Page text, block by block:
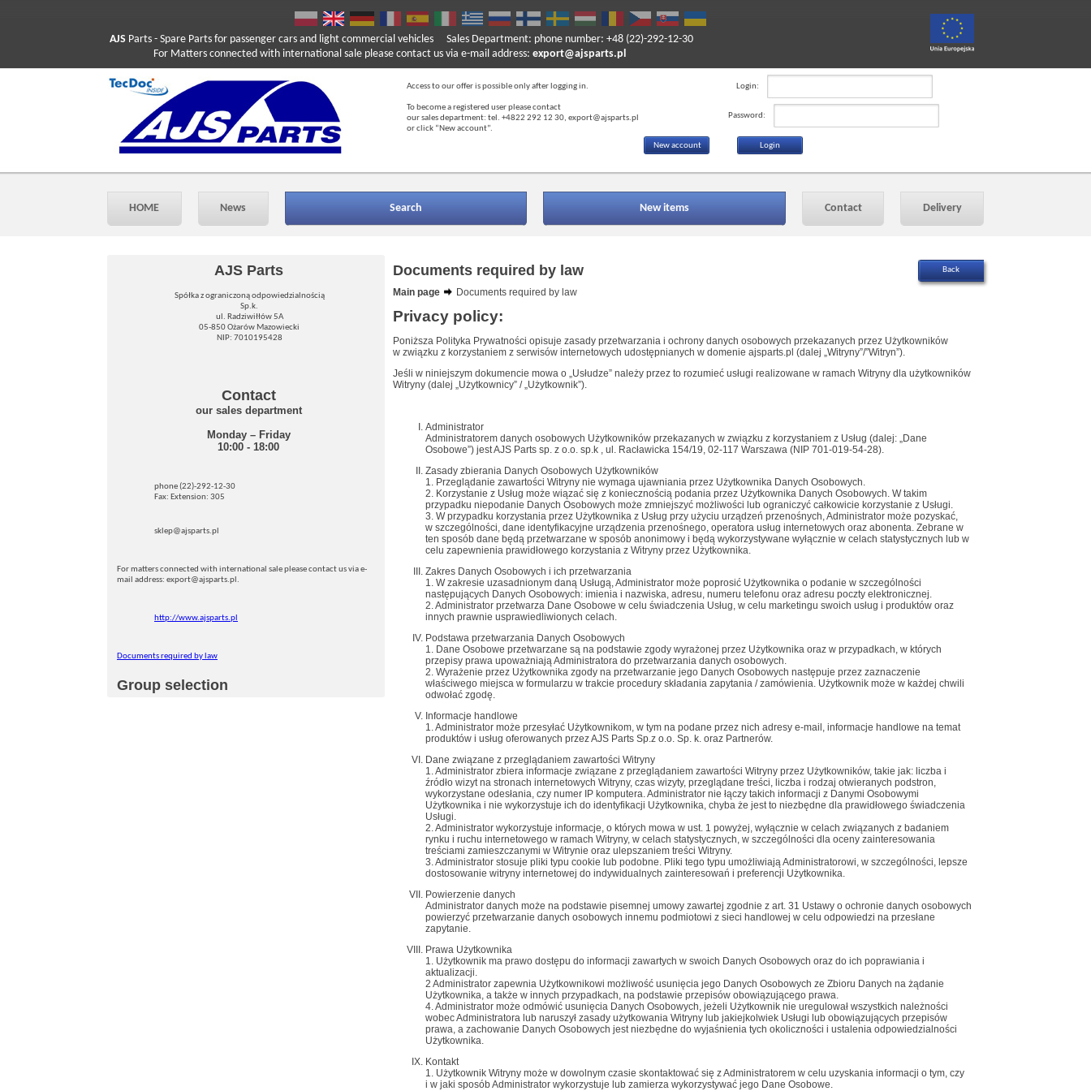
AJS Parts - Spare Parts for passenger cars and light commercial vehicles
For Matters connected with international sale please contact us via e-mail address: export@ajsparts.pl
Sales Department: phone number: +48 (22)-292-12-30
Access to our offer is possible only after logging in.
To become a registered user please contact
our sales department: tel. +4822 292 12 30, export@ajsparts.pl
or click “New account”.
Login:
Password:
New account
HOME News Search New items Contact Delivery
AJS Parts
Spółka z ograniczoną odpowiedzialnością
Sp.k.
ul. Radziwiłłów 5A
05-850 Ożarów Mazowiecki
NIP: 7010195428
Contact
our sales department
Monday – Friday
10:00 - 18:00
phone (22)-292-12-30
Fax: Extension: 305
sklep@ajsparts.pl
For matters connected with international sale please contact us via e-
mail address: export@ajsparts.pl.
http://www.ajsparts.pl
Documents required by law
Group selection
Documents required by law
Main page Documents required by law
Privacy policy:
Poniższa Polityka Prywatności opisuje zasady przetwarzania i ochrony danych osobowych przekazanych przez Użytkowników
w związku z korzystaniem z serwisów internetowych udostępnianych w domenie ajsparts.pl (dalej „Witryny”/”Witryn”).
Jeśli w niniejszym dokumencie mowa o „Usłudze” należy przez to rozumieć usługi realizowane w ramach Witryny dla użytkowników
Witryny (dalej „Użytkownicy” / „Użytkownik”).
Administrator
Administratorem danych osobowych Użytkowników przekazanych w związku z korzystaniem z Usług (dalej: „Dane
Osobowe”) jest AJS Parts sp. z o.o. sp.k , ul. Racławicka 154/19, 02-117 Warszawa (NIP 701-019-54-28).
Zasady zbierania Danych Osobowych Użytkowników
1. Przeglądanie zawartości Witryny nie wymaga ujawniania przez Użytkownika Danych Osobowych.
2. Korzystanie z Usług może wiązać się z koniecznością podania przez Użytkownika Danych Osobowych. W takim
przypadku niepodanie Danych Osobowych może zmniejszyć możliwości lub ograniczyć całkowicie korzystanie z Usługi.
3. W przypadku korzystania przez Użytkownika z Usług przy użyciu urządzeń przenośnych, Administrator może pozyskać,
w szczególności, dane identyfikacyjne urządzenia przenośnego, operatora usług internetowych oraz abonenta. Zebrane w
ten sposób dane będą przetwarzane w sposób anonimowy i będą wykorzystywane wyłącznie w celach statystycznych lub w
celu zapewnienia prawidłowego korzystania z Witryny przez Użytkownika.
Zakres Danych Osobowych i ich przetwarzania
1. W zakresie uzasadnionym daną Usługą, Administrator może poprosić Użytkownika o podanie w szczególności
następujących Danych Osobowych: imienia i nazwiska, adresu, numeru telefonu oraz adresu poczty elektronicznej.
2. Administrator przetwarza Dane Osobowe w celu świadczenia Usług, w celu marketingu swoich usług i produktów oraz
innych prawnie usprawiedliwionych celach.
Podstawa przetwarzania Danych Osobowych
1. Dane Osobowe przetwarzane są na podstawie zgody wyrażonej przez Użytkownika oraz w przypadkach, w których
przepisy prawa upoważniają Administratora do przetwarzania danych osobowych.
2. Wyrażenie przez Użytkownika zgody na przetwarzanie jego Danych Osobowych następuje przez zaznaczenie
właściwego miejsca w formularzu w trakcie procedury składania zapytania / zamówienia. Użytkownik może w każdej chwili
odwołać zgodę.
Informacje handlowe
1. Administrator może przesyłać Użytkownikom, w tym na podane przez nich adresy e-mail, informacje handlowe na temat
produktów i usług oferowanych przez AJS Parts Sp.z o.o. Sp. k. oraz Partnerów.
Dane związane z przeglądaniem zawartości Witryny
1. Administrator zbiera informacje związane z przeglądaniem zawartości Witryny przez Użytkowników, takie jak: liczba i
źródło wizyt na stronach internetowych Witryny, czas wizyty, przeglądane treści, liczba i rodzaj otwieranych podstron,
wykorzystane odesłania, czy numer IP komputera. Administrator nie łączy takich informacji z Danymi Osobowymi
Użytkownika i nie wykorzystuje ich do identyfikacji Użytkownika, chyba że jest to niezbędne dla prawidłowego świadczenia
Usługi.
2. Administrator wykorzystuje informacje, o których mowa w ust. 1 powyżej, wyłącznie w celach związanych z badaniem
rynku i ruchu internetowego w ramach Witryny, w celach statystycznych, w szczególności dla oceny zainteresowania
treściami zamieszczanymi w Witrynie oraz ulepszaniem treści Witryny.
3. Administrator stosuje pliki typu cookie lub podobne. Pliki tego typu umożliwiają Administratorowi, w szczególności, lepsze
dostosowanie witryny internetowej do indywidualnych zainteresowań i preferencji Użytkownika.
Powierzenie danych
Administrator danych może na podstawie pisemnej umowy zawartej zgodnie z art. 31 Ustawy o ochronie danych osobowych
powierzyć przetwarzanie danych osobowych innemu podmiotowi z sieci handlowej w celu odpowiedzi na przesłane
zapytanie.
Prawa Użytkownika
1. Użytkownik ma prawo dostępu do informacji zawartych w swoich Danych Osobowych oraz do ich poprawiania i
aktualizacji.
2 Administrator zapewnia Użytkownikowi możliwość usunięcia jego Danych Osobowych ze Zbioru Danych na żądanie
Użytkownika, a także w innych przypadkach, na podstawie przepisów obowiązującego prawa.
4. Administrator może odmówić usunięcia Danych Osobowych, jeżeli Użytkownik nie uregulował wszystkich należności
wobec Administratora lub naruszył zasady użytkowania Witryny lub jakiejkolwiek Usługi lub obowiązujących przepisów
prawa, a zachowanie Danych Osobowych jest niezbędne do wyjaśnienia tych okoliczności i ustalenia odpowiedzialności
Użytkownika.
Kontakt
1. Użytkownik Witryny może w dowolnym czasie skontaktować się z Administratorem w celu uzyskania informacji o tym, czy
i w jaki sposób Administrator wykorzystuje lub zamierza wykorzystywać jego Dane Osobowe.